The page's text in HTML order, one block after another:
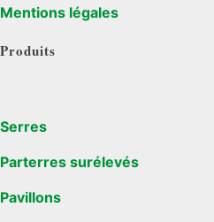
Mentions légales
Produits
Serres
Parterres surélevés
Pavillons